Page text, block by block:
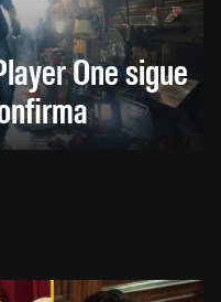
One sigue